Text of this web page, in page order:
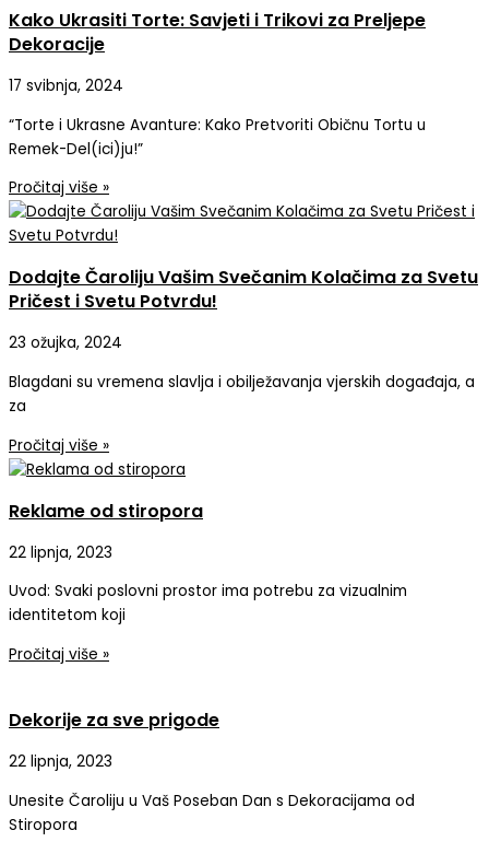
Kako Ukrasiti Torte: Savjeti i Trikovi za Preljepe
Dekoracije
17 svibnja, 2024
“Torte i Ukrasne Avanture: Kako Pretvoriti Običnu Tortu u
Remek-Del(ici)ju!”
Pročitaj više »
Dodajte Čaroliju Vašim Svečanim Kolačima za Svetu
Pričest i Svetu Potvrdu!
23 ožujka, 2024
Blagdani su vremena slavlja i obilježavanja vjerskih događaja, a
za
Pročitaj više »
Reklame od stiropora
22 lipnja, 2023
Uvod: Svaki poslovni prostor ima potrebu za vizualnim
identitetom koji
Pročitaj više »
Dekorije za sve prigode
22 lipnja, 2023
Unesite Čaroliju u Vaš Poseban Dan s Dekoracijama od
Stiropora